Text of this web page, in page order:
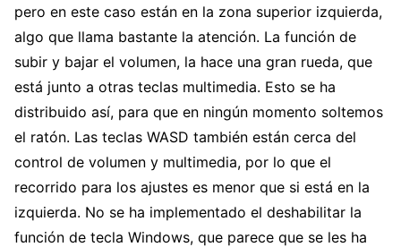
pero en este caso están en la zona superior izquierda,
algo que llama bastante la atención. La función de
subir y bajar el volumen, la hace una gran rueda, que
está junto a otras teclas multimedia. Esto se ha
distribuido así, para que en ningún momento soltemos
el ratón. Las teclas WASD también están cerca del
control de volumen y multimedia, por lo que el
recorrido para los ajustes es menor que si está en la
izquierda. No se ha implementado el deshabilitar la
función de tecla Windows, que parece que se les ha